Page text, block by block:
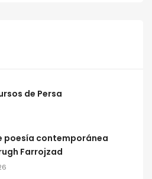
de Persa
poesía contemporánea
Farrojzad